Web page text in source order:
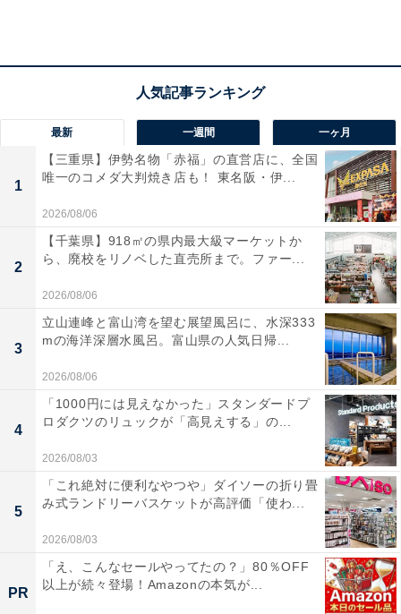
今回の旅では、ホテルでの朝食を除いた3食全て薬膳を
満喫した。まず旅の幕開けとして訪れたのは、大邱の高
級レストラン街ドゥランキルに位置する
（ヨンジ
ボン）。
韓国の料理対決番組で優勝、薬膳の専門課程を修了した
料理研究家の韓定食レストランだ。
両斑という貴族の食事を現代風に再解釈した料理の数々
最新 一週間 一ヶ月
1
【三重県】伊勢名物「赤福」の直営店に、全国
唯一のコメダ大判焼き店も！ 東名阪・伊...
2026/08/06
2
【千葉県】918㎡の県内最大級マーケットか
ら、廃校をリノベした直売所まで。ファー...
2026/08/06
3
立山連峰と富山湾を望む展望風呂に、水深333
mの海洋深層水風呂。富山県の人気日帰...
2026/08/06
4
「1000円には見えなかった」スタンダードプ
ロダクツのリュックが「高見えする」の...
2026/08/03
5
「これ絶対に便利なやつや」ダイソーの折り畳
み式ランドリーバスケットが高評価「使わ...
2026/08/03
PR
「え、こんなセールやってたの？」80％OFF
以上が続々登場！Amazonの本気が...